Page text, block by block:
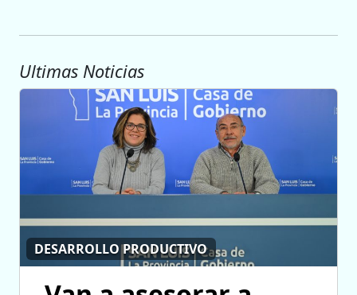
Ultimas Noticias
DESARROLLO PRODUCTIVO